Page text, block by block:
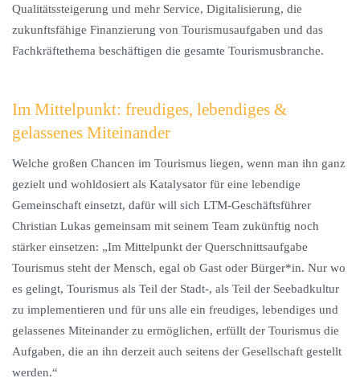
Qualitätssteigerung und mehr Service, Digitalisierung, die
zukunftsfähige Finanzierung von Tourismusaufgaben und das
Fachkräftethema beschäftigen die gesamte Tourismusbranche.
Im Mittelpunkt: freudiges, lebendiges &
gelassenes Miteinander
Welche großen Chancen im Tourismus liegen, wenn man ihn ganz
gezielt und wohldosiert als Katalysator für eine lebendige
Gemeinschaft einsetzt, dafür will sich LTM-Geschäftsführer
Christian Lukas gemeinsam mit seinem Team zukünftig noch
stärker einsetzen: „Im Mittelpunkt der Querschnittsaufgabe
Tourismus steht der Mensch, egal ob Gast oder Bürger*in. Nur wo
es gelingt, Tourismus als Teil der Stadt-, als Teil der Seebadkultur
zu implementieren und für uns alle ein freudiges, lebendiges und
gelassenes Miteinander zu ermöglichen, erfüllt der Tourismus die
Aufgaben, die an ihn derzeit auch seitens der Gesellschaft gestellt
werden.“